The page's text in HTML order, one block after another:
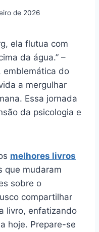
de 2026
ela flutua com
da água.” –
emblemática do
a mergulhar
Essa jornada
da psicologia e
melhores livros
que mudaram
sobre o
compartilhar
livro, enfatizando
hoje. Prepare-se